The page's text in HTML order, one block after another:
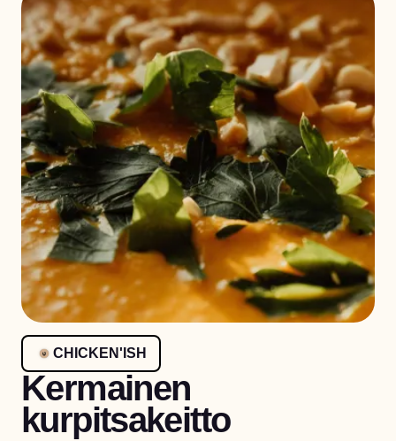
CHICKEN'ISH
Kermainen
kurpitsakeitto